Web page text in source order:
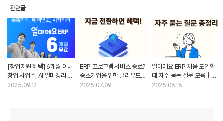
관련글
[창업지원 혜택] 6개월 이내
창업 사업주, AI 얼마경리 or
얼마에요 ERP 무료 도입
2025.09.12
ERP 프로그램 서비스 종료?
중소기업을 위한 클라우드
ERP 전환 가이드와
2025.07.09
얼마에요 ERP 처음 도입할
때 자주 묻는 질문 모음｜
전자결재·홈택스·
2025.06.16